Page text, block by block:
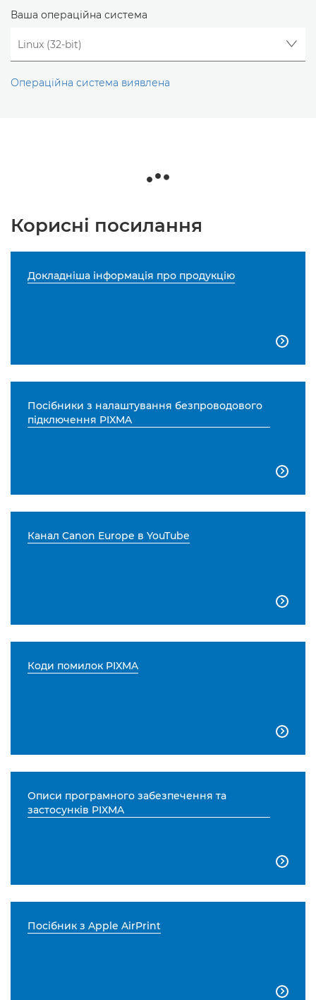
Ваша операційна система
Операційна система виявлена
Корисні посилання
Докладніша інформація про продукцію

Посібники з налаштування безпроводового
підключення PIXMA

Канал Canon Europe в YouTube

Коди помилок PIXMA

Описи програмного забезпечення та
застосунків PIXMA

Посібник з Apple AirPrint
